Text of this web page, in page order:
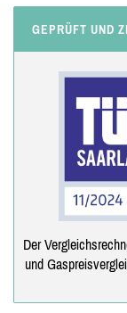
GEPRÜFT UND
Der
und